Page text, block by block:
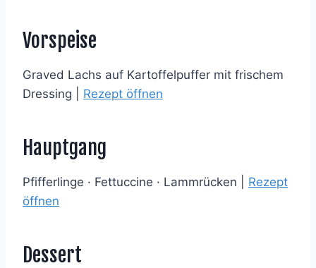
Vorspeise
Graved Lachs auf Kartoffelpuffer mit frischem
Dressing | Rezept öffnen
Hauptgang
Pfifferlinge · Fettuccine · Lammrücken | Rezept
öffnen
Dessert